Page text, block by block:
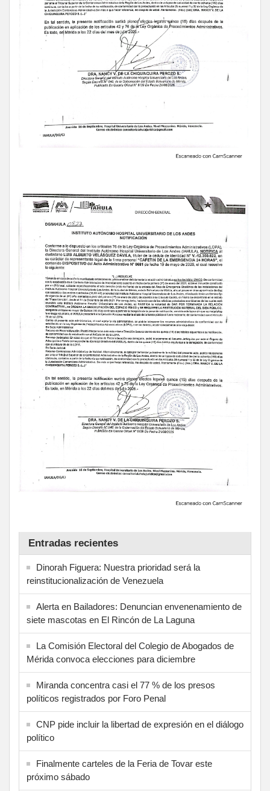
Entradas recientes
Dinorah Figuera: Nuestra prioridad será la
reinstitucionalización de Venezuela
Alerta en Bailadores: Denuncian envenenamiento de
siete mascotas en El Rincón de La Laguna
La Comisión Electoral del Colegio de Abogados de
Mérida convoca elecciones para diciembre
Miranda concentra casi el 77 % de los presos
políticos registrados por Foro Penal
CNP pide incluir la libertad de expresión en el diálogo
político
Finalmente carteles de la Feria de Tovar este
próximo sábado